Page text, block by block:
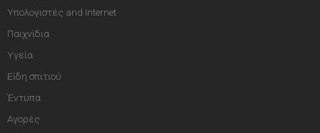
Υπολογιστές and Internet
Παιχνίδια
Υγεία
Είδη σπιτιού
Έντυπα
Αγορές